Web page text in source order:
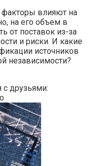
факторы влияют на
на его объем в
от поставок из-за
и риски. И какие
источников
независимости?
с друзьями: